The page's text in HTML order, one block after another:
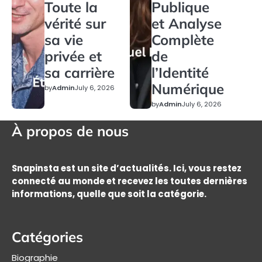
Toute la
vérité sur
sa vie
privée et
sa carrière
byAdminJuly 6, 2026
Publique
et Analyse
Complète
de
l’Identité
Numérique
byAdminJuly 6, 2026
À propos de nous
Snapinsta est un site d’actualités. Ici, vous restez
connecté au monde et recevez les toutes dernières
informations, quelle que soit la catégorie.
Catégories
Biographie